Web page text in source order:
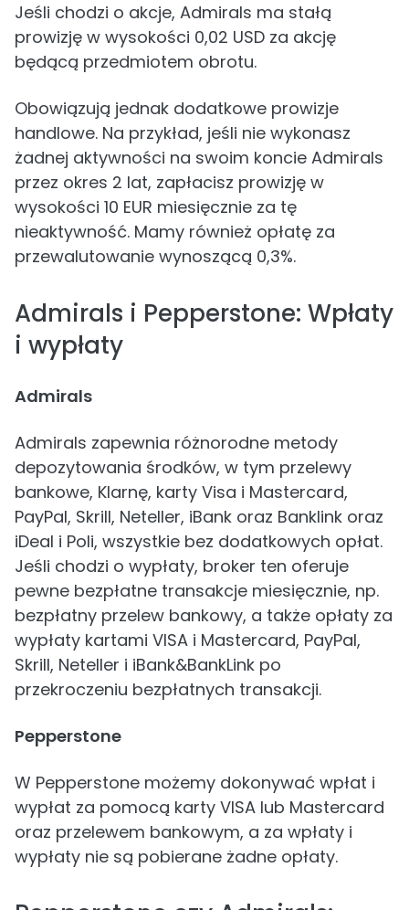
Jeśli chodzi o akcje, Admirals ma stałą
prowizję w wysokości 0,02 USD za akcję
będącą przedmiotem obrotu.
Obowiązują jednak dodatkowe prowizje
handlowe. Na przykład, jeśli nie wykonasz
żadnej aktywności na swoim koncie Admirals
przez okres 2 lat, zapłacisz prowizję w
wysokości 10 EUR miesięcznie za tę
nieaktywność. Mamy również opłatę za
przewalutowanie wynoszącą 0,3%.
Admirals i Pepperstone: Wpłaty
i wypłaty
Admirals
Admirals zapewnia różnorodne metody
depozytowania środków, w tym przelewy
bankowe, Klarnę, karty Visa i Mastercard,
PayPal, Skrill, Neteller, iBank oraz Banklink oraz
iDeal i Poli, wszystkie bez dodatkowych opłat.
Jeśli chodzi o wypłaty, broker ten oferuje
pewne bezpłatne transakcje miesięcznie, np.
bezpłatny przelew bankowy, a także opłaty za
wypłaty kartami VISA i Mastercard, PayPal,
Skrill, Neteller i iBank&BankLink po
przekroczeniu bezpłatnych transakcji.
Pepperstone
W Pepperstone możemy dokonywać wpłat i
wypłat za pomocą karty VISA lub Mastercard
oraz przelewem bankowym, a za wpłaty i
wypłaty nie są pobierane żadne opłaty.